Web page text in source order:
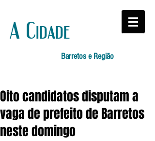
A Cidade
Barretos e Região
Oito candidatos disputam a
vaga de prefeito de Barretos
neste domingo